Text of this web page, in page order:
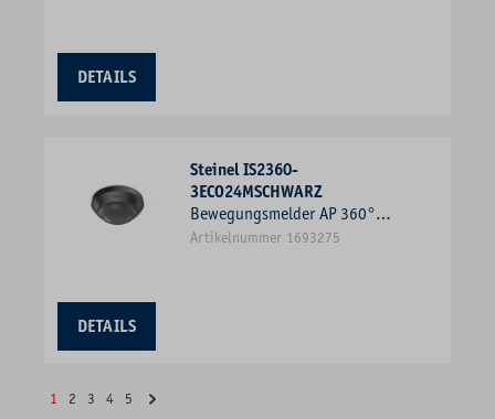
DETAILS
Steinel IS2360-
3ECO24MSCHWARZ
Bewegungsmelder AP 360°
220V sw IP54 2000W
Artikelnummer 1693275
DETAILS
1 2 3 4 5